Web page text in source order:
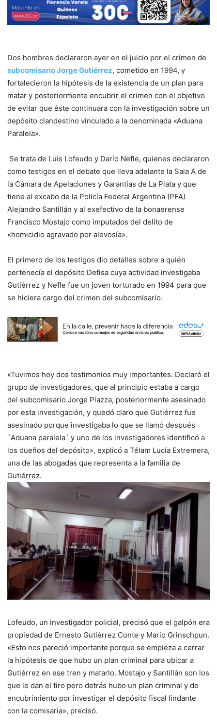
Dos hombres declararon ayer en el juicio por el crimen de
subcomisario Jorge Gutiérrez, cometido en 1994, y
fortalecieron la hipótesis de la existencia de un plan para
matar y posteriormente encubrir el crimen con el objetivo
de evitar que éste continuara con la investigación sobre un
depósito clandestino vinculado a la denominada «Aduana
Paralela».
Se trata de Luis Lofeudo y Darío Nefle, quienes declararon
como testigos en el debate que lleva adelante la Sala A de
la Cámara de Apelaciones y Garantías de La Plata y que
tiene al excabo de la Policía Federal Argentina (PFA)
Alejandro Santillán y al exefectivo de la bonaerense
Francisco Mostajo como imputados del delito de
«homicidio agravado por alevosía».
El primero de los testigos dio detalles sobre a quién
pertenecía el depósito Defisa cuya actividad investigaba
Gutiérrez y Nefle fue un joven torturado en 1994 para que
se hiciera cargo del crimen del subcomisario.
«Tuvimos hoy dos testimonios muy importantes. Declaró el
grupo de investigadores, que al principio estaba a cargo
del subcomisario Jorge Piazza, posteriormente asesinado
por esta investigación, y quedó claro que Gutiérrez fue
asesinado porque investigaba lo que se llamó después
´Aduana paralela´ y uno de los investigadores identificó a
los dueños del depósito», explicó a Télam Lucía Extremera,
una de las abogadas que representa a la familia de
Gutiérrez.
Lofeudo, un investigador policial, precisó que el galpón era
propiedad de Ernesto Gutiérrez Conte y Mario Grinschpun.
«Esto nos pareció importante porque se empieza a cerrar
la hipótesis de que hubo un plan criminal para ubicar a
Gutiérrez en ese tren y matarlo. Mostajo y Santillán son los
que le dan el tiro pero detrás hubo un plan criminal y de
encubrimiento por investigar el depósito fiscal lindante
con la comisaría», precisó.